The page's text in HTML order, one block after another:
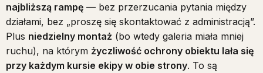
najbliższą rampę — bez przerzucania pytania między
działami, bez „proszę się skontaktować z administracją”.
Plus niedzielny montaż (bo wtedy galeria miała mniej
ruchu), na którym życzliwość ochrony obiektu lała się
przy każdym kursie ekipy w obie strony. To są